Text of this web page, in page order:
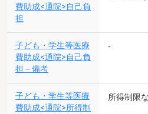
費助成<通院>自己負
担
子ども・学生等医療
費助成<通院>自己負
担－備考
-
子ども・学生等医療
費助成<通院>所得制
所得制限